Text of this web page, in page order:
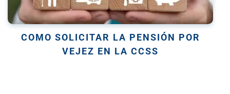
COMO SOLICITAR LA PENSIÓN POR
VEJEZ EN LA CCSS